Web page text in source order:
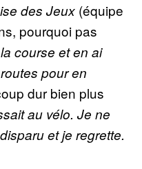
des Jeux (équipe
pourquoi pas
course et en ai
pour en
dur bien plus
au vélo. Je ne
et je regrette.